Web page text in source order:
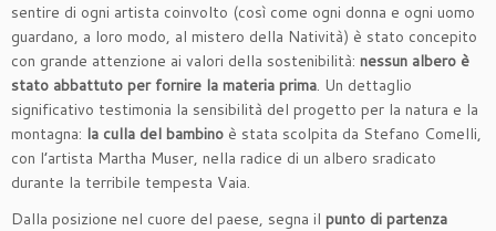
sentire di ogni artista coinvolto (così come ogni donna e ogni uomo
guardano, a loro modo, al mistero della Natività) è stato concepito
con grande attenzione ai valori della sostenibilità: nessun albero è
stato abbattuto per fornire la materia prima. Un dettaglio
significativo testimonia la sensibilità del progetto per la natura e la
montagna: la culla del bambino è stata scolpita da Stefano Comelli,
con l’artista Martha Muser, nella radice di un albero sradicato
durante la terribile tempesta Vaia.
Dalla posizione nel cuore del paese, segna il punto di partenza